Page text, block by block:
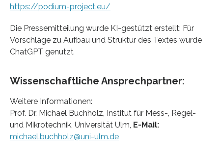
https://podium-project.eu/
Die Pressemitteilung wurde KI-gestützt erstellt: Für
Vorschläge zu Aufbau und Struktur des Textes wurde
ChatGPT genutzt
Wissenschaftliche Ansprechpartner:
Weitere Informationen:
Prof. Dr. Michael Buchholz, Institut für Mess-, Regel-
und Mikrotechnik, Universität Ulm, E-Mail:
michael.buchholz@uni-ulm.de